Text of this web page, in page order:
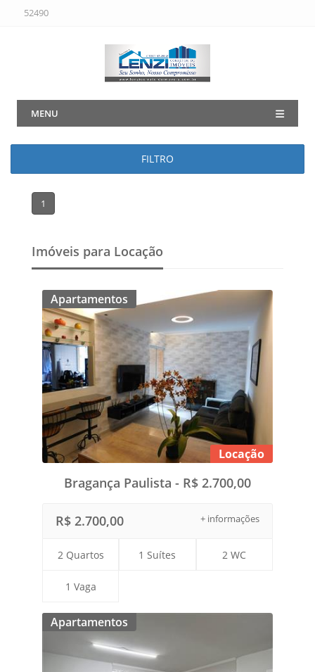
52490
MENU
FILTRO
1
Imóveis para Locação
Apartamentos
Locação
Bragança Paulista - R$ 2.700,00
+ informações
R$ 2.700,00
2 Quartos 1 Suítes 2 WC
1 Vaga
Apartamentos